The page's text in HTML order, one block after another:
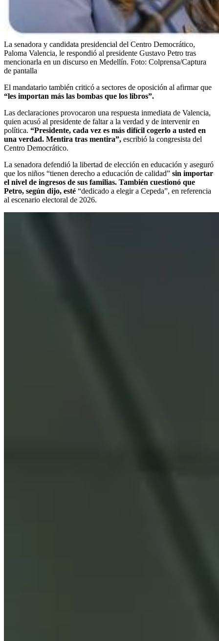
La senadora y candidata presidencial del Centro Democrático,
Paloma Valencia, le respondió al presidente Gustavo Petro tras
mencionarla en un discurso en Medellín. Foto: Colprensa/Captura
de pantalla
El mandatario también criticó a sectores de oposición al afirmar que
“les importan más las bombas que los libros”.
Las declaraciones provocaron una respuesta inmediata de Valencia,
quien acusó al presidente de faltar a la verdad y de intervenir en
política. “Presidente, cada vez es más difícil cogerlo a usted en
una verdad. Mentira tras mentira”, escribió la congresista del
Centro Democrático.
La senadora defendió la libertad de elección en educación y aseguró
que los niños “tienen derecho a educación de calidad” sin importar
el nivel de ingresos de sus familias. También cuestionó que
Petro, según dijo, esté “dedicado a elegir a Cepeda”, en referencia
al escenario electoral de 2026.